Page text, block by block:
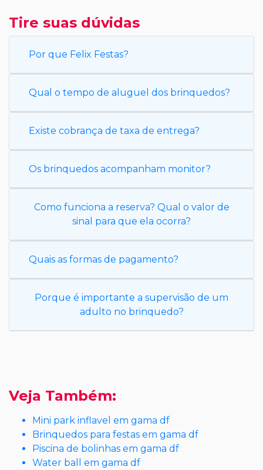
Tire suas dúvidas
Por que Felix Festas?
Qual o tempo de aluguel dos brinquedos?
Existe cobrança de taxa de entrega?
Os brinquedos acompanham monitor?
Como funciona a reserva? Qual o valor de
sinal para que ela ocorra?
Quais as formas de pagamento?
Porque é importante a supervisão de um
adulto no brinquedo?
Veja Também:
Mini park inflavel em gama df
Brinquedos para festas em gama df
Piscina de bolinhas em gama df
Water ball em gama df